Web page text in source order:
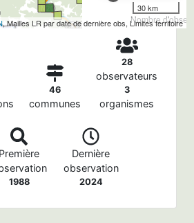
Nombre
30 km
, Mailles LR par date de dernière obs, Limites territoire
46
communes
28
observateurs
3
organismes
Première
1988
Dernière
observation
2024